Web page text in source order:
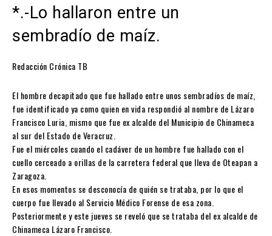
*.-Lo hallaron entre un
sembradío de maíz.
Redacción Crónica TB
El hombre decapitado que fue hallado entre unos sembradíos de maíz,
fue identificado ya como quien en vida respondió al nombre de Lázaro
Francisco Luria, mismo que fue ex alcalde del Municipio de Chinameca
al sur del Estado de Veracruz.
Fue el miércoles cuando el cadáver de un hombre fue hallado con el
cuello cerceado a orillas de la carretera federal que lleva de Oteapan a
Zaragoza.
En esos momentos se desconocía de quién se trataba, por lo que el
cuerpo fue llevado al Servicio Médico Forense de esa zona.
Posteriormente y este jueves se reveló que se trataba del ex alcalde de
Chinameca Lázaro Francisco.